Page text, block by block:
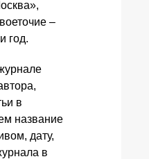
–
год.
в
название
дату,
в